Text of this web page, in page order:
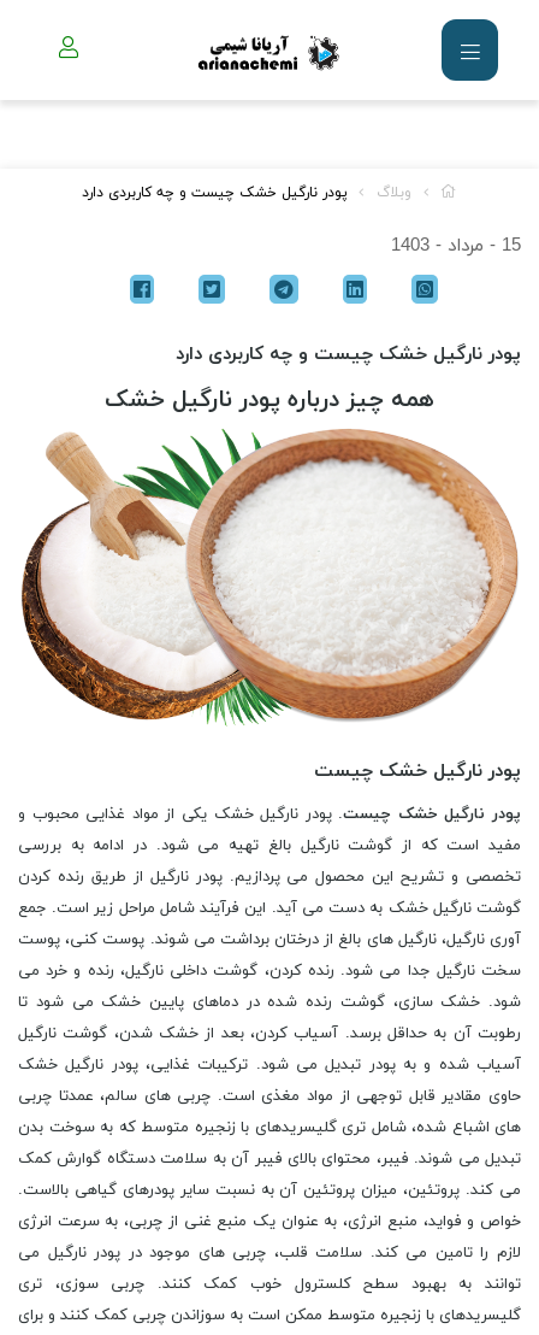
وبلاگ پودر نارگیل خشک چیست و چه کاربردی دارد
15 - مرداد - 1403
پودر نارگیل خشک چیست و چه کاربردی دارد
همه چیز درباره پودر نارگیل خشک
پودر نارگیل خشک چیست
پودر نارگیل خشک چیست. پودر نارگیل خشک یکی از مواد غذایی محبوب و
مفید است که از گوشت نارگیل بالغ تهیه می شود. در ادامه به بررسی
تخصصی و تشریح این محصول می پردازیم. پودر نارگیل از طریق رنده کردن
گوشت نارگیل خشک به دست می آید. این فرآیند شامل مراحل زیر است. جمع
آوری نارگیل، نارگیل های بالغ از درختان برداشت می شوند. پوست کنی، پوست
سخت نارگیل جدا می شود. رنده کردن، گوشت داخلی نارگیل، رنده و خرد می
شود. خشک سازی، گوشت رنده شده در دماهای پایین خشک می شود تا
رطوبت آن به حداقل برسد. آسیاب کردن، بعد از خشک شدن، گوشت نارگیل
آسیاب شده و به پودر تبدیل می شود. ترکیبات غذایی، پودر نارگیل خشک
حاوی مقادیر قابل توجهی از مواد مغذی است. چربی های سالم، عمدتا چربی
های اشباع شده، شامل تری گلیسریدهای با زنجیره متوسط که به سوخت بدن
تبدیل می شوند. فیبر، محتوای بالای فیبر آن به سلامت دستگاه گوارش کمک
می کند. پروتئین، میزان پروتئین آن به نسبت سایر پودرهای گیاهی بالاست.
خواص و فواید، منبع انرژی، به عنوان یک منبع غنی از چربی، به سرعت انرژی
لازم را تامین می کند. سلامت قلب، چربی های موجود در پودر نارگیل می
توانند به بهبود سطح کلسترول خوب کمک کنند. چربی سوزی، تری
گلیسریدهای با زنجیره متوسط ممکن است به سوزاندن چربی کمک کنند و برای